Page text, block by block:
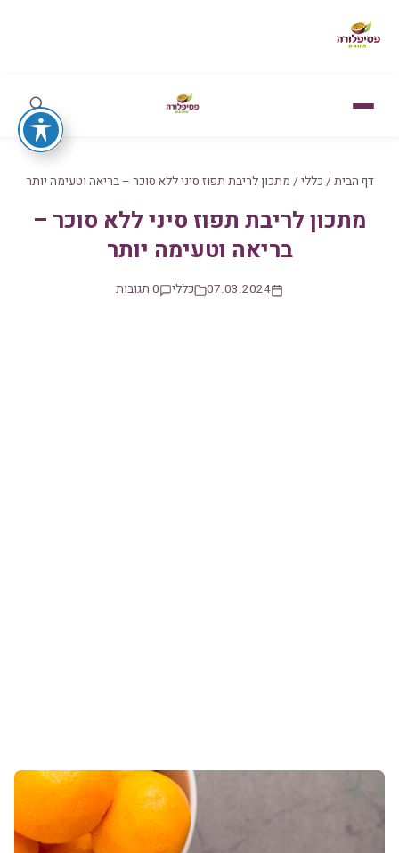
דף הבית / כללי / מתכון לריבת תפוז סיני ללא סוכר – בריאה וטעימה יותר
מתכון לריבת תפוז סיני ללא סוכר –
בריאה וטעימה יותר
07.03.2024 כללי 0 תגובות